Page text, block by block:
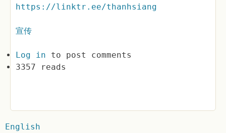
https://linktr.ee/thanhsiang
宣传
Log in to post comments
3357 reads
English